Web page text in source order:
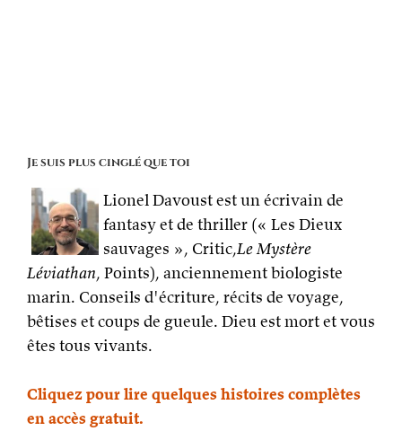
Je suis plus cinglé que toi
Lionel Davoust est un écrivain de
fantasy et de thriller (« Les Dieux
sauvages », Critic,Le Mystère
Léviathan, Points), anciennement biologiste
marin. Conseils d'écriture, récits de voyage,
bêtises et coups de gueule. Dieu est mort et vous
êtes tous vivants.
Cliquez pour lire quelques histoires complètes
en accès gratuit.